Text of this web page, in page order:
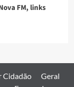
FM, links
Cidadão
Geral